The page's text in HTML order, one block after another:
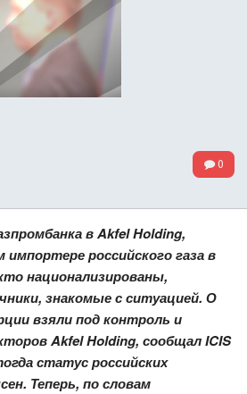
0
в Akfel Holding,
российского газа в
национализированы,
знакомые с ситуацией. О
взяли под контроль и
Akfel Holding, сообщал ICIS
статус российских
Теперь, по словам